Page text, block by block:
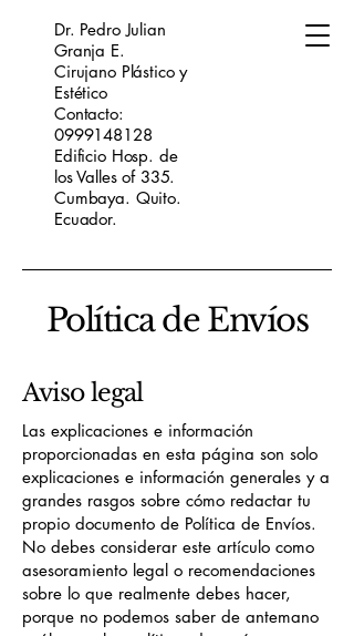
Dr. Pedro Julian
Granja E.
Cirujano Plástico y
Estético
Contacto:
0999148128
Edificio Hosp. de
los Valles of 335.
Cumbaya. Quito.
Ecuador.
Política de Envíos
Aviso legal
Las explicaciones e información
proporcionadas en esta página son solo
explicaciones e información generales y a
grandes rasgos sobre cómo redactar tu
propio documento de Política de Envíos.
No debes considerar este artículo como
asesoramiento legal o recomendaciones
sobre lo que realmente debes hacer,
porque no podemos saber de antemano